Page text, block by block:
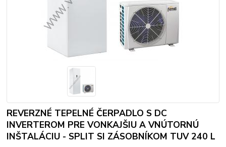
REVERZNÉ TEPELNÉ ČERPADLO S DC
INVERTEROM PRE VONKAJŠIU A VNÚTORNÚ
INŠTALÁCIU - SPLIT SI ZÁSOBNÍKOM TUV 240 L